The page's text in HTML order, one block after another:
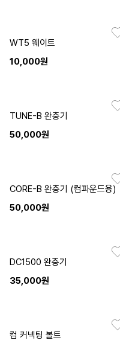
WT5 웨이트
10,000원
TUNE-B 완충기
50,000원
CORE-B 완충기 (컴파운드용)
50,000원
DC1500 완충기
35,000원
컴 커넥팅 볼트